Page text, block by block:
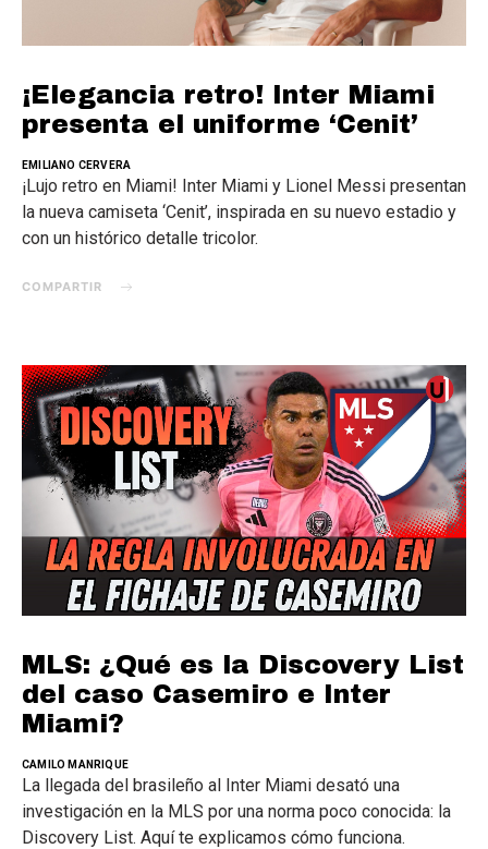
¡Elegancia retro! Inter Miami
presenta el uniforme ‘Cenit’
EMILIANO CERVERA
¡Lujo retro en Miami! Inter Miami y Lionel Messi presentan
la nueva camiseta ‘Cenit’, inspirada en su nuevo estadio y
con un histórico detalle tricolor.
COMPARTIR
MLS: ¿Qué es la Discovery List
del caso Casemiro e Inter
Miami?
CAMILO MANRIQUE
La llegada del brasileño al Inter Miami desató una
investigación en la MLS por una norma poco conocida: la
Discovery List. Aquí te explicamos cómo funciona.